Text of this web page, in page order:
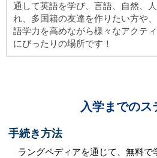
通して英語を学び、言語、自然、
れ、多国籍の友達を作りたい方や
語学力を高めながら様々なアクテ
にぴったりの場所です！
入学までのス
手続き方法
ラングペディアを通じて、無料